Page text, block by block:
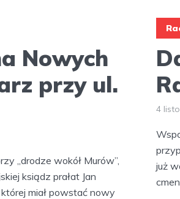
Nowych
przy ul.
„drodze wokół Murów”,
ksiądz prałat Jan
miał powstać nowy
4
już